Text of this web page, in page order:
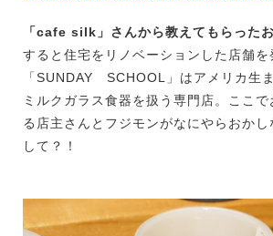
「cafe silk」さんから教えてもらった
すると住宅をリノベーションした店舗を
「SUNDAY SCHOOL」はアメリカ生
ミルクガラス食器を扱う専門店。ここ
る店主さんとフジモンがなにやらおかし
して？！